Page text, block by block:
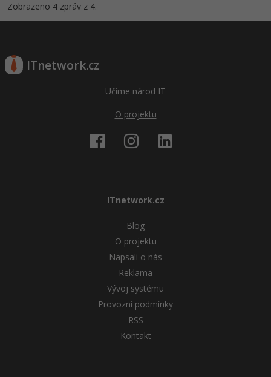
Blender -80%
Zobrazeno 4 zpráv z 4.
ITnetwork.cz
Učíme národ IT
O projektu
ITnetwork.cz
Blog
O projektu
Napsali o nás
Reklama
Vývoj systému
Provozní podmínky
RSS
Kontakt